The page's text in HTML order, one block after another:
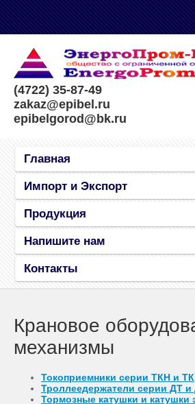
(4722) 35-87-49
zakaz@epibel.ru
epibelgorod@bk.ru
Главная
Импорт и Экспорт
Продукция
Напишите нам
Контакты
Крановое
механизмы
Токоприемники серии ТКН и ТК
Троллеедержатели серии ДТ
Тормозные катушки и катушки